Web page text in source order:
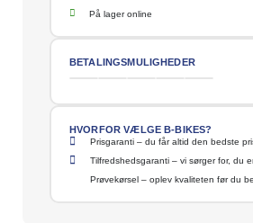
På lager online
BETALINGSMULIGHEDER
HVORFOR VÆLGE B-BIKES?
Prisgaranti – du får altid den bedste
Tilfredshedsgaranti – vi sørger for, du
Prøvekørsel – oplev kvaliteten før du